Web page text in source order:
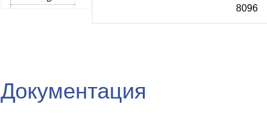
8096
Документация